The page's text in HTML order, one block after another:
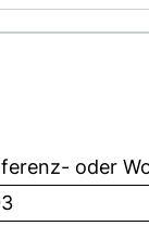
oder